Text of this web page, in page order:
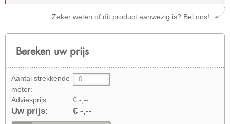
Zeker weten of dit product aanwezig is? Bel ons!
Bereken uw prijs
Aantal strekkende
meter:
Adviesprijs:
€ -,--
Uw prijs: € -,--